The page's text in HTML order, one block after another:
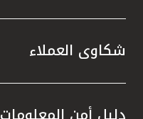
شكاوى العملاء